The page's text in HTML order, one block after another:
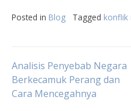
Posted in Blog Tagged konflik
Post
navigation
Analisis Penyebab Negara
Berkecamuk Perang dan
Cara Mencegahnya